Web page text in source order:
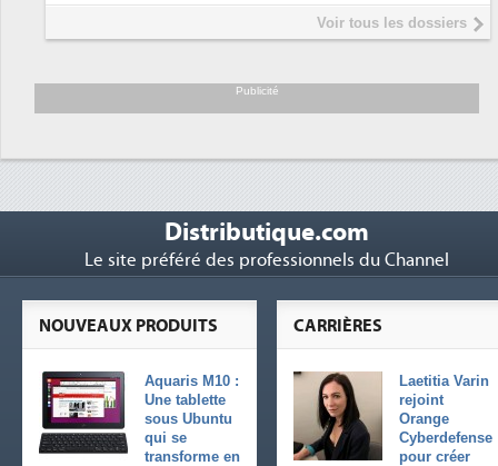
Interview de Fabrice Coquio,
président de Digital Realty...
soutient les...
Voir tous les dossiers
Publicité
Distributique.com
Le site préféré des professionnels du Channel
CARRIÈRES
Laetitia Varin
rejoint
Orange
Cyberdefense
pour créer
NOUVEAUX PRODUITS
Aquaris M10 :
Une tablette
sous Ubuntu
qui se
transforme en